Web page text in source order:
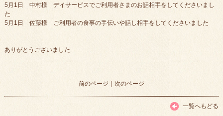
5月1日 中村様 デイサービスでご利用者さまのお話相手をしてくださいまし
た
5月1日 佐藤様 ご利用者の食事の手伝いや話し相手をしてくださいました
ありがとうございました
前のページ ｜ 次のページ
一覧へもどる